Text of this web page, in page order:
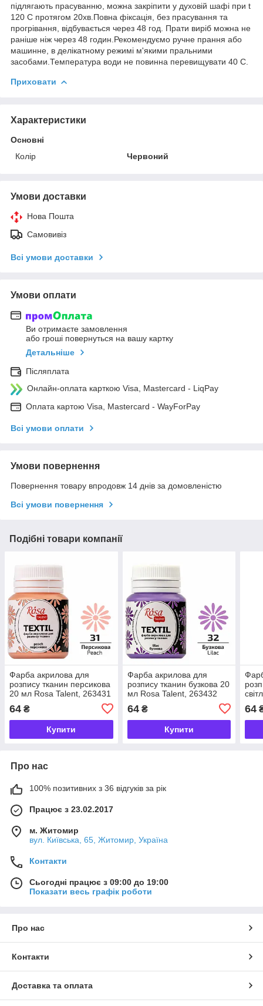
підлягають прасуванню, можна закріпити у духовій шафі при t
120 С протягом 20хв.Повна фіксація, без прасування та
прогрівання, відбувається через 48 год. Прати виріб можна не
раніше ніж через 48 годин.Рекомендуємо ручне прання або
машинне, в делікатному режимі м'якими пральними
засобами.Температура води не повинна перевищувати 40 С.
Приховати
Характеристики
Основні
Колір
Червоний
Умови доставки
Нова Пошта
Самовивіз
Всі умови доставки
Умови оплати
Ви отримаєте замовлення
або гроші повернуться на вашу картку
Детальніше
Післяплата
Онлайн-оплата карткою Visa, Mastercard - LiqPay
Оплата картою Visa, Mastercard - WayForPay
Всі умови оплати
Умови повернення
Повернення товару впродовж 14 днів за домовленістю
Всі умови повернення
Подібні товари компанії
Фарба акрилова для
розпису тканин персикова
20 мл Rosa Talent, 263431
64 ₴
Купити
Фарба акрилова для
розпису тканин бузкова 20
мл Rosa Talent, 263432
64₴
Купити
64
Про нас
100% позитивних з 36 відгуків за рік
Працює з 23.02.2017
м. Житомир
вул. Київська, 65, Житомир, Україна
Контакти
Сьогодні працює з 09:00 до 19:00
Показати весь графік роботи
Про нас
Контакти
Доставка та оплата